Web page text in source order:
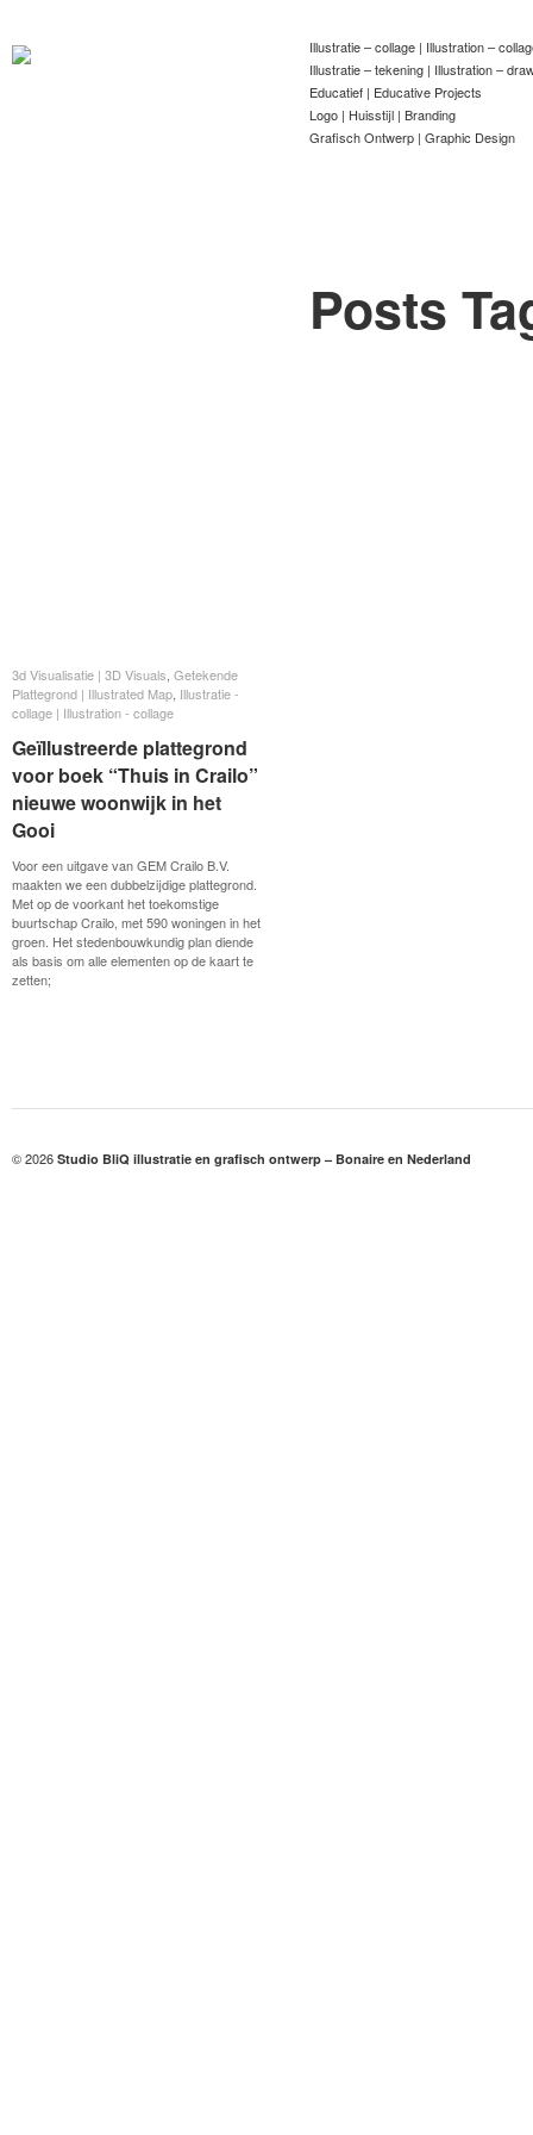
Illustratie – collage | Illustration –
Illustratie – tekening | Illustration –
Educatief | Educative Projects
Logo | Huisstijl | Branding
Grafisch Ontwerp | Graphic Design
Posts
3d Visualisatie | 3D Visuals Getekende
Plattegrond | Illustrated Map Illustratie -
collage | Illustration - collage
Geïllustreerde plattegrond
voor boek “Thuis in Crailo”
nieuwe woonwijk in het
Gooi
Voor een uitgave van GEM Crailo B.V.
maakten we een dubbelzijdige plattegrond.
Met op de voorkant het toekomstige
buurtschap Crailo, met 590 woningen in het
groen. Het stedenbouwkundig plan diende
als basis om alle elementen op de kaart te
zetten;
3d Visualisatie | 3D Visuals Getekende
Plattegrond | Illustrated Map Illustratie -
collage | Illustration - collage
Geïllustreerde plattegrond
voor boek “Thuis in Crailo”
nieuwe woonwijk in het
Gooi
© 2026 Studio BliQ illustratie en grafisch ontwerp – Bonaire en Nederland